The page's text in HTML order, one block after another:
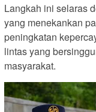
Langkah ini selaras
yang menekankan
peningkatan
lintas yang
masyarakat.